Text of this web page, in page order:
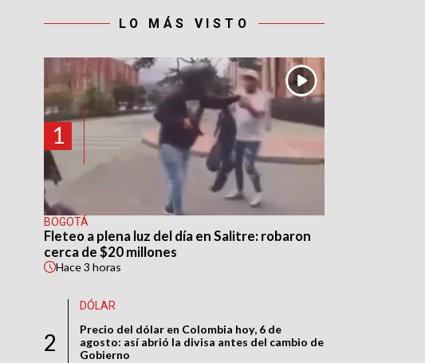
LO MÁS VISTO
1
BOGOTÁ
Fleteo a plena luz del día en Salitre: robaron
cerca de $20 millones
Hace3 horas
2
DÓLAR
Precio del dólar en Colombia hoy, 6 de
agosto: así abrió la divisa antes del cambio de
Gobierno